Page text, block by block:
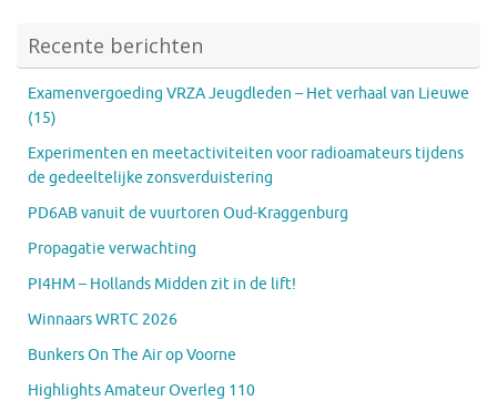
Recente berichten
Examenvergoeding VRZA Jeugdleden – Het verhaal van Lieuwe
(15)
Experimenten en meetactiviteiten voor radioamateurs tijdens
de gedeeltelijke zonsverduistering
PD6AB vanuit de vuurtoren Oud-Kraggenburg
Propagatie verwachting
PI4HM – Hollands Midden zit in de lift!
Winnaars WRTC 2026
Bunkers On The Air op Voorne
Highlights Amateur Overleg 110